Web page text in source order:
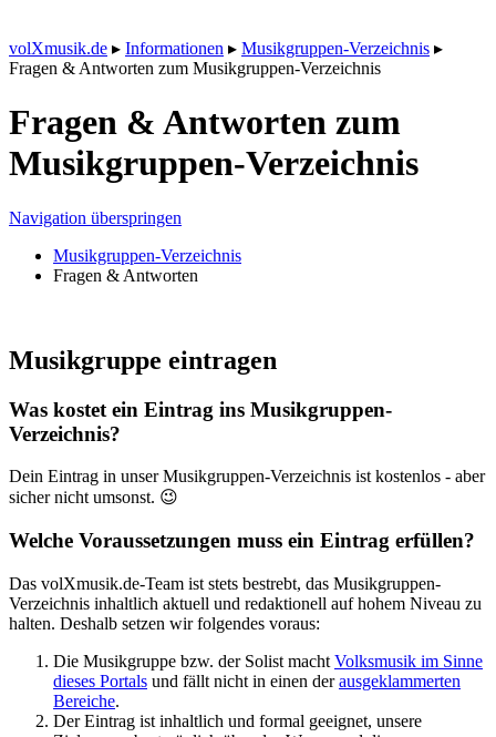
volXmusik.de ▸ Informationen ▸ Musikgruppen-Verzeichnis ▸
Fragen & Antworten zum Musikgruppen-Verzeichnis
Fragen & Antworten zum
Musikgruppen-Verzeichnis
Navigation überspringen
Musikgruppen-Verzeichnis
Fragen & Antworten
Musikgruppe eintragen
Was kostet ein Eintrag ins Musikgruppen-
Verzeichnis?
Dein Eintrag in unser Musikgruppen-Verzeichnis ist kostenlos - aber
sicher nicht umsonst. 😉
Welche Voraussetzungen muss ein Eintrag erfüllen?
Das volXmusik.de-Team ist stets bestrebt, das Musikgruppen-
Verzeichnis inhaltlich aktuell und redaktionell auf hohem Niveau zu
halten. Deshalb setzen wir folgendes voraus:
Die Musikgruppe bzw. der Solist macht Volksmusik im Sinne
dieses Portals und fällt nicht in einen derausgeklammerten
Bereiche.
Der Eintrag ist inhaltlich und formal geeignet, unsere